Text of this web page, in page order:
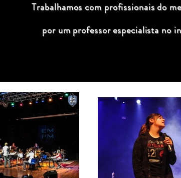
Trabalhamos com profissionais do
por um professor especialista no